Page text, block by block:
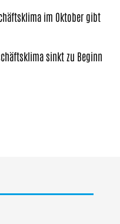
im Oktober gibt
sinkt zu Beginn